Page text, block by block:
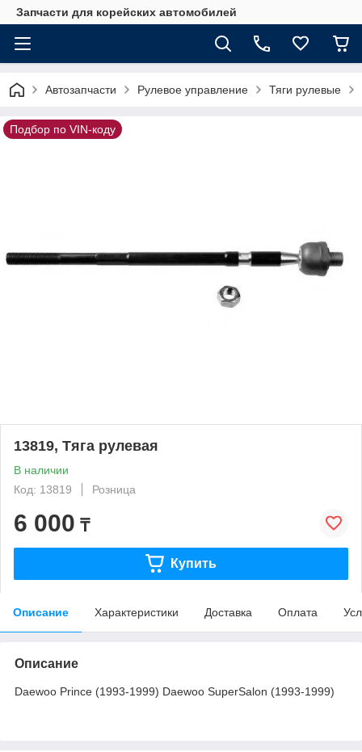
Запчасти для корейских автомобилей
Автозапчасти Рулевое управление Тяги рулевые
Подбор по VIN-коду
13819, Тяга рулевая
В наличии
Код: 13819
Розница
6 000 ₸
Купить
Описание Характеристики Доставка Оплата
Описание
Daewoo Prince (1993-1999) Daewoo SuperSalon (1993-1999)